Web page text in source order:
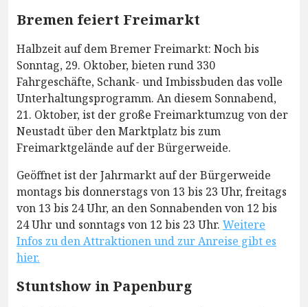
Bremen feiert Freimarkt
Halbzeit auf dem Bremer Freimarkt: Noch bis
Sonntag, 29. Oktober, bieten rund 330
Fahrgeschäfte, Schank- und Imbissbuden das volle
Unterhaltungsprogramm. An diesem Sonnabend,
21. Oktober, ist der große Freimarktumzug von der
Neustadt über den Marktplatz bis zum
Freimarktgelände auf der Bürgerweide.
Geöffnet ist der Jahrmarkt auf der Bürgerweide
montags bis donnerstags von 13 bis 23 Uhr, freitags
von 13 bis 24 Uhr, an den Sonnabenden von 12 bis
24 Uhr und sonntags von 12 bis 23 Uhr. Weitere
Infos zu den Attraktionen und zur Anreise gibt es
hier.
Stuntshow in Papenburg